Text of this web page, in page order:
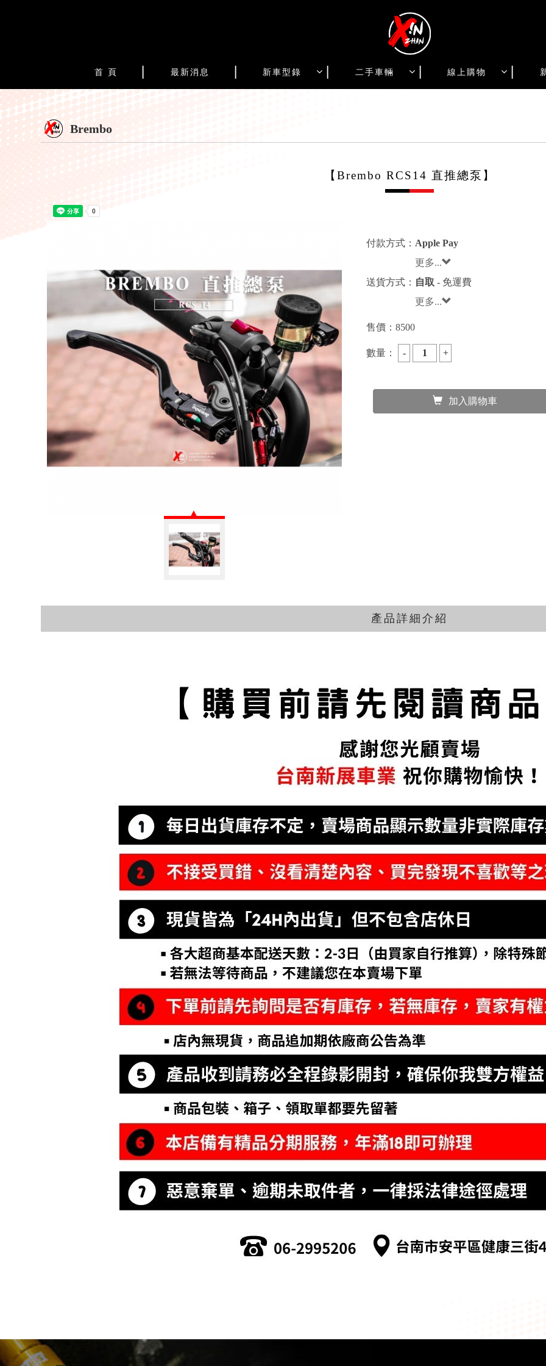
首 頁 最新消息 新車型錄 二手車輛 線上購物
Brembo
【Brembo RCS14 直推總泵】
付款方式： Apple Pay
更多...
送貨方式： 自取 - 免運費
更多...
售價：8500
數量：
加入購物車
產品詳細介紹